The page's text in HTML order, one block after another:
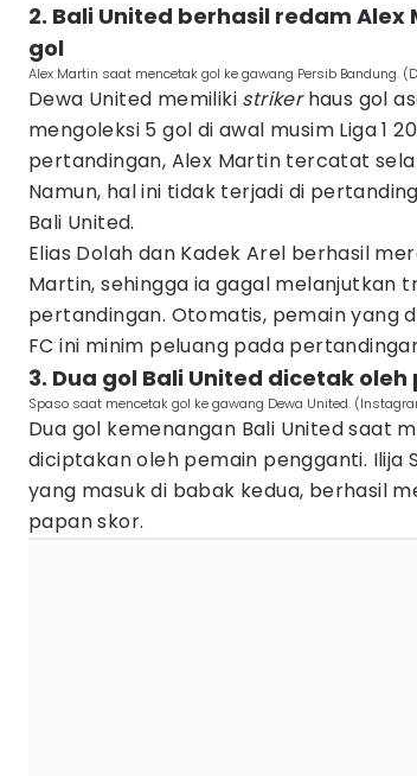
2. Bali United berhasil redam
gol
Alex Martin saat mencetak gol ke gawang Persib Bandung.
Dewa United memiliki strikerhaus gol
mengoleksi 5 gol di awal musim Liga 1
pertandingan, Alex Martin tercatat
Namun, hal ini tidak terjadi di
Bali United.
Elias Dolah dan Kadek Arel berhasil
Martin, sehingga ia gagal melanjutkan
pertandingan. Otomatis, pemain yang
FC ini minim peluang pada
3. Dua gol Bali United dicetak
Spaso saat mencetak gol ke gawang Dewa United.
Dua gol kemenangan Bali United saat
diciptakan oleh pemain pengganti. Ilija
yang masuk di babak kedua, berhasil
papan skor.